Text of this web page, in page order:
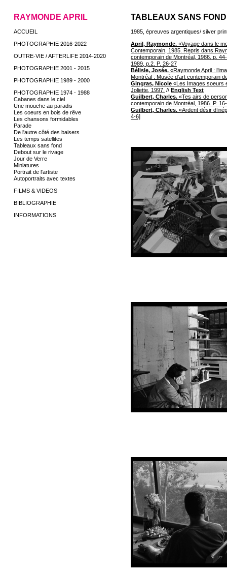
RAYMONDE APRIL
ACCUEIL
PHOTOGRAPHIE 2016-2022
OUTRE-VIE / AFTERLIFE 2014-2020
PHOTOGRAPHIE 2001 - 2015
PHOTOGRAPHIE 1989 - 2000
PHOTOGRAPHIE 1974 - 1988
Cabanes dans le ciel
Une mouche au paradis
Les coeurs en bois de rêve
Les chansons formidables
Parade
De l'autre côté des baisers
Les temps satellites
Tableaux sans fond
Debout sur le rivage
Jour de Verre
Miniatures
Portrait de l'artiste
Autoportraits avec textes
FILMS & VIDEOS
BIBLIOGRAPHIE
INFORMATIONS
TABLEAUX SANS
1985, épreuves argentiques/ silver
April, Raymonde. «Voyage dans le
Contemporain, 1985. Repris dans
contemporain de Montréal, 1986, p.
1989, p.2. P. 26‑27
Bélisle, Josée. «Raymonde April :
Montréal : Musée d’art contemporain
Gingras, Nicole «Les Images soeurs
Joliette, 1997. // English Text
Guilbert, Charles. «Tes airs de
contemporain de Montréal, 1986. P.
Guilbert, Charles. «Ardent désir
4‑6]